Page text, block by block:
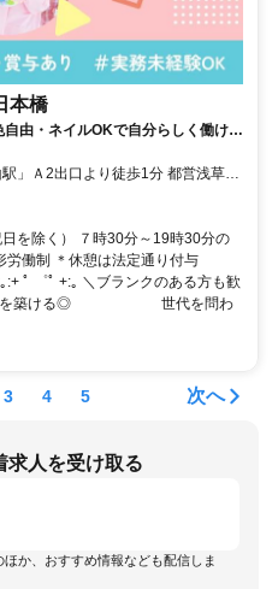
本橋
自由・ネイルOKで自分らしく働け
る
を除く） ７時30分～19時30分の
労働制 ＊休憩は法定通り付与
:+ ﾟ ゜ﾟ +:｡ ＼ブランクのある方も歓
リアを築ける◎ 世代を問わ
3 4 5 次へ
求人を受け取る
ほか、おすすめ情報なども配信しま